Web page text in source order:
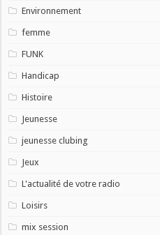
Environnement
femme
FUNK
Handicap
Histoire
Jeunesse
jeunesse clubing
Jeux
L'actualité de votre radio
Loisirs
mix session